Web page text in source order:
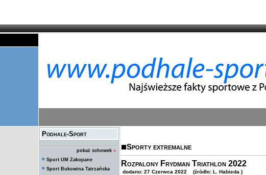
Podhale-Sport
pokaż schowek »
Sport UM Zakopane
Sport Bukowina Tatrzańska
Sporty extremalne
Rozpalony Frydman Triathlon 2022
dodano: 27 Czerwca 2022 (źródło: L. Habieda )